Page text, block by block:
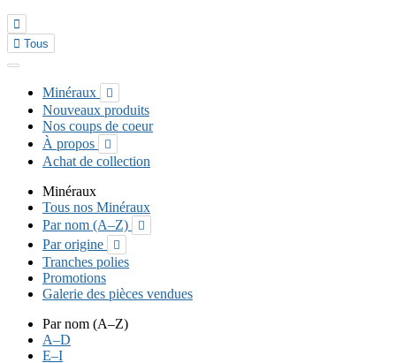

 Tous
Minéraux 
Nouveaux produits
Nos coups de coeur
À propos

Achat de collection
Minéraux
Tous nos Minéraux
Par nom (A–Z)

Par origine 
Tranches polies
Promotions
Galerie des pièces vendues
Par nom (A–Z)
A–D
E–I